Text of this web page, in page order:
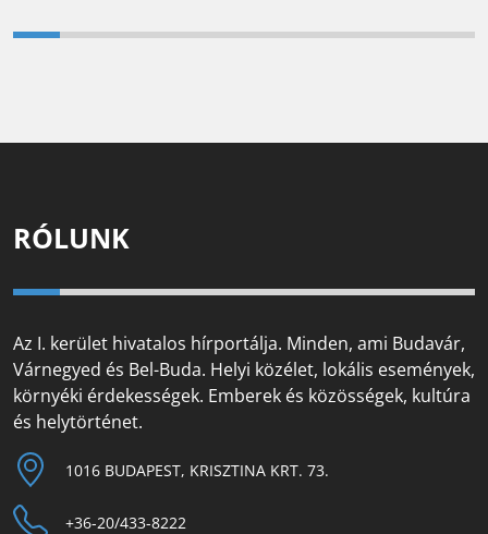
RÓLUNK
Az I. kerület hivatalos hírportálja. Minden, ami Budavár,
Várnegyed és Bel-Buda. Helyi közélet, lokális események,
környéki érdekességek. Emberek és közösségek, kultúra
és helytörténet.
1016 BUDAPEST, KRISZTINA KRT. 73.
+36-20/433-8222